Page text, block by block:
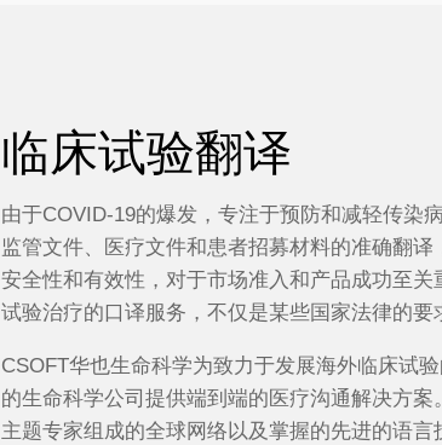
临床试验翻译
由于COVID-19的爆发，专注于预防和减轻传染
监管文件、医疗文件和患者招募材料的准确翻
安全性和有效性，对于市场准入和产品成功至
试验治疗的口译服务，不仅是某些国家法律的要
CSOFT华也生命科学为致力于发展海外临床试
的生命科学公司提供端到端的医疗沟通解决方
主题专家组成的全球网络以及掌握的先进的语